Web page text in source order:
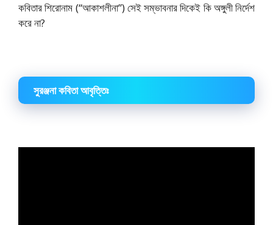
কবিতার শিরোনাম (“আকাশলীনা”) সেই সম্ভাবনার দিকেই কি অঙ্গুলী নির্দেশ
করে না?
সুরঞ্জনা কবিতা আবৃত্তিঃ